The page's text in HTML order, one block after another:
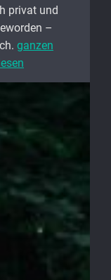
privat und
–
ganzen